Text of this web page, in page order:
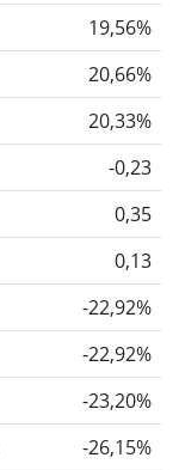
19,56%
20,66%
20,33%
-0,23
0,35
0,13
-22,92%
-22,92%
-23,20%
-26,15%